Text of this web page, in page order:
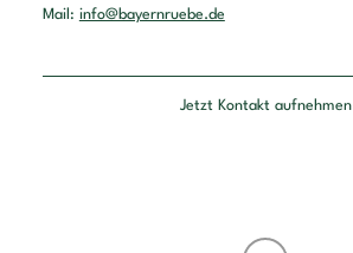
Mail: info@bayernruebe.de
Jetzt Kontakt aufnehmen